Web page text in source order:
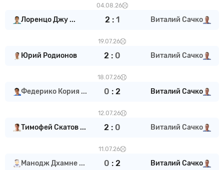
04.08.26
Лоренцо Джу ... 2 : 1 Виталий Сачко
19.07.26
Юрий Родионов 2 : 0 Виталий Сачко
18.07.26
Федерико Кория ... 0 : 2 Виталий Сачко
12.07.26
Тимофей Скатов ... 2 : 0 Виталий Сачко
11.07.26
Манодж Дхамне ... 0 : 2 Виталий Сачко